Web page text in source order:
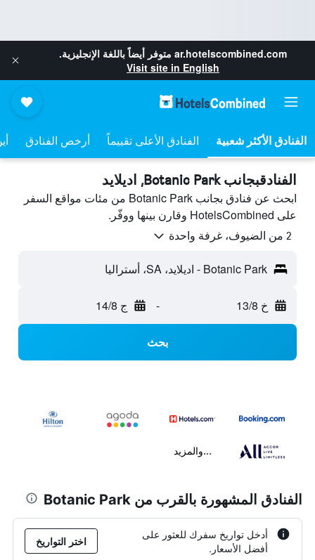
ar.hotelscombined.com متوفر أيضاً باللغة الإنجليزية.
Visit site in English
الفنادق الأعلى تقييماً أرخص الفنادق
الفنادقبجانب Botanic Park, اديلايد
ابحث عن فنادق بجانب Botanic Park من مئات مواقع السفر
على HotelsCombined وقارن بينها ووفّر.
2 من الضيوف، غرفة واحدة
Botanic Park - اديلايد، SA، أستراليا
خ 13/8 - ج 14/8
بحث
...والمزيد
الفنادق المشهورة بالقرب من Botanic Park
أدخل تواريخ سفرك للعثور على
أفضل الأسعار.
اختر التواريخ